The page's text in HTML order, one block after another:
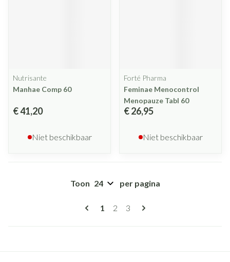
Nutrisante
Manhae Comp 60
€ 41,20
Niet beschikbaar
Forté Pharma
Feminae Menocontrol
Menopauze Tabl 60
€ 26,95
Niet beschikbaar
Pagina's
U lees momenteel pagina
1 Pagina
2 Pagina
3
Toon per pagina